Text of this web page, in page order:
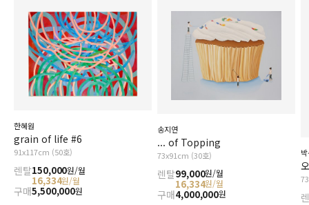
한혜원
grain of life #6
91x117cm (50호)
렌탈150,000원/월
16,334원/월
구매5,500,000원
송지연
... of Topping
73x91cm (30호)
렌탈99,000원/월
16,334원/월
구매4,000,000원